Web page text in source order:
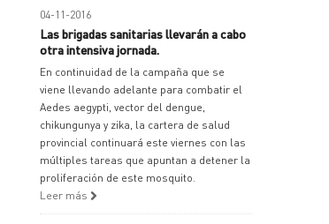
04-11-2016
Las brigadas sanitarias llevarán a cabo
otra intensiva jornada.
En continuidad de la campaña que se
viene llevando adelante para combatir el
Aedes aegypti, vector del dengue,
chikungunya y zika, la cartera de salud
provincial continuará este viernes con las
múltiples tareas que apuntan a detener la
proliferación de este mosquito.
Leer más